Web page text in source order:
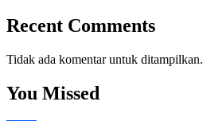
Recent Comments
Tidak ada komentar untuk ditampilkan.
You Missed